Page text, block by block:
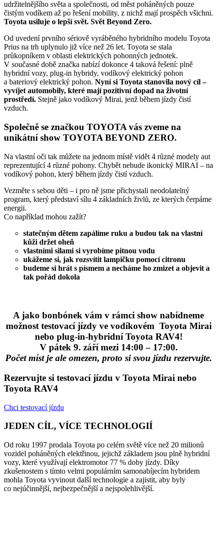
udržitelnějšího světa a společnosti, od měst poháněných pouze
čistým vodíkem až po řešení mobility, z nichž mají prospěch všichni.
Toyota usiluje o lepší svět. Svět Beyond Zero.
Od uvedení prvního sériově vyráběného hybridního modelu Toyota
Prius na trh uplynulo již více než 26 let. Toyota se stala
průkopníkem v oblasti elektrických pohonných jednotek.
V současné době značka nabízí dokonce 4 taková řešení: plně
hybridní vozy, plug‑in hybridy, vodíkový elektrický pohon
a bateriový elektrický pohon. Nyní si Toyota stanovila nový cíl –
vyvíjet automobily, které mají pozitivní dopad na životní
prostředí. Stejně jako vodíkový Mirai, jenž během jízdy čistí
vzduch.
Společně se značkou TOYOTA vás zveme na
unikátní show TOYOTA BEYOND ZERO.
Na vlastní oči tak můžete na jednom místě vidět 4 různé modely aut
reprezentující 4 různé pohony. Chybět nebude ikonický MIRAI – na
vodíkový pohon, který během jízdy čistí vzduch.
Vezměte s sebou děti – i pro ně jsme přichystali neodolatelný
program, který představí sílu 4 základních živlů, ze kterých čerpáme
energii.
Co například mohou zažít?
statečným dětem zapálíme ruku a budou tak na vlastní
kůži držet oheň
vlastními silami si vyrobíme pitnou vodu
ukážeme si, jak rozsvítit lampičku pomocí citronu
budeme si hrát s písmem a necháme ho zmizet a objevit a
tak pořád dokola
A jako bonbónek vám v rámci show nabídneme
možnost testovací jízdy ve vodíkovém Toyota Mirai
nebo plug-in-hybridní Toyota RAV4!
V pátek 9. září mezi 14:00 – 17:00.
Počet míst je ale omezen, proto si svou jízdu rezervujte.
Rezervujte si testovací jízdu v Toyota Mirai nebo
Toyota RAV4
Chci testovací jízdu
JEDEN CÍL, VÍCE TECHNOLOGIÍ
Od roku 1997 prodala Toyota po celém světě více než 20 milionů
vozidel poháněných elektřinou, jejichž základem jsou plně hybridní
vozy, které využívají elektromotor 77 % doby jízdy. Díky
zkušenostem s tímto velmi populárním samonabíjecím hybridem
mohla Toyota vyvinout další technologie a zajistit, aby byly
co nejúčinnější, nejbezpečnější a nejspolehlivější.